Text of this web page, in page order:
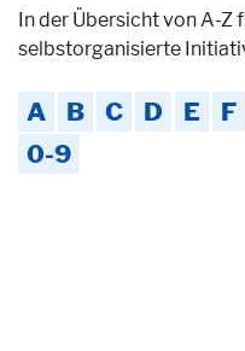
In der Übersicht von A-
selbstorganisierte
A B C D E F
0-9